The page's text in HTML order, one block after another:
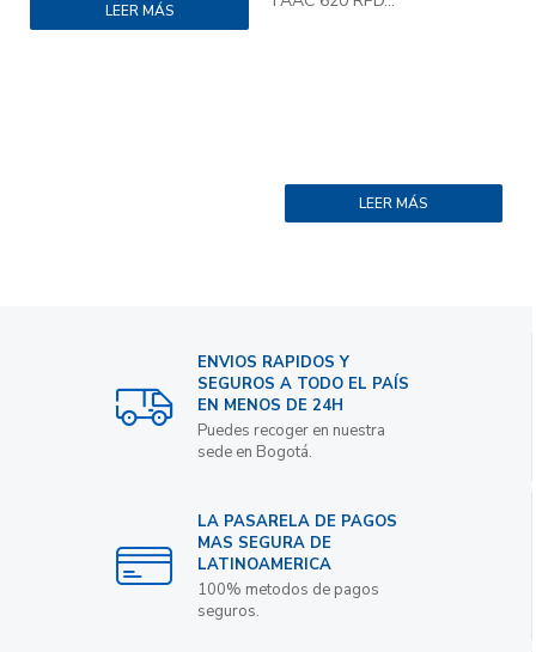
LEER MÁS
LEER MÁS
ENVIOS RAPIDOS Y
SEGUROS A TODO EL PAÍS
EN MENOS DE 24H
Puedes recoger en nuestra
sede en Bogotá.
LA PASARELA DE PAGOS
MAS SEGURA DE
LATINOAMERICA
100% metodos de pagos
seguros.